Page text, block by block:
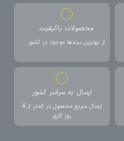
محصولات باکیفیت
از بهترین برندها موجود در کشور
ارسال به سراسر کشور
ارسال سریع محصول در کمتر از 4
روز کاری